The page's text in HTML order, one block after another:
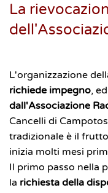
La
L'organizzazione
richiede impegno,
dall'Associazione
Cancelli di
tradizionale è il
inizia molti mesi
Il primo passo nella
la richiesta della